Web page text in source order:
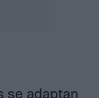
se adaptan